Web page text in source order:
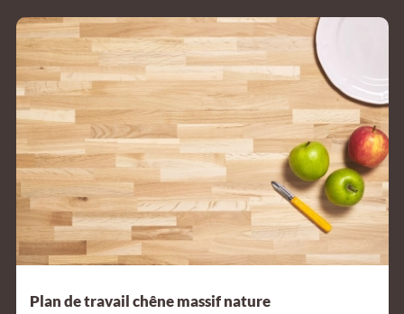
Plan de travail chêne massif nature